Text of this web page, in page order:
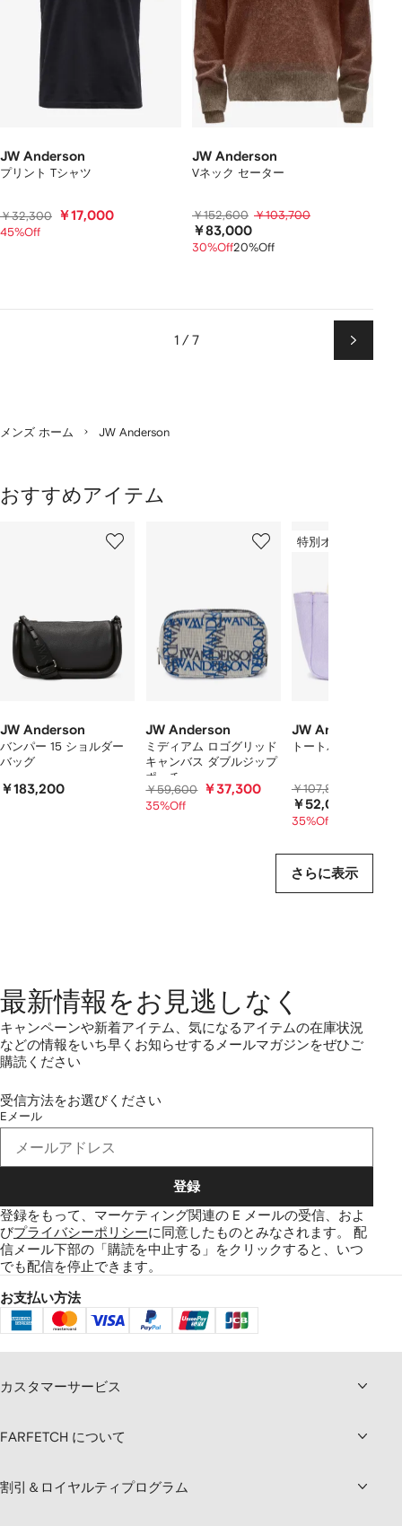
JW Anderson
プリント Tシャツ
￥32,300 ￥17,000
45%Off
JW Anderson
Vネック セーター
￥152,600 ￥103,700
￥83,000
30%Off20%Off
1 / 7
次
ペ
メンズ ホーム JW Anderson
おすすめアイテム
JW Anderson
バンパー 15 ショルダー
バッグ
￥183,200
JW Anderson
ミディアム ロゴグリッド
キャンバス ダブルジップ
ポーチ
￥59,600
￥37,300
35%Off
特別オファー
JW Anderson
トートバッグ
￥107,800
￥52,000
35%Off
さらに表示
最新情報をお見逃しなく
キャンペーンや新着アイテム、気になるアイテムの在庫状況
などの情報をいち早くお知らせするメールマガジンをぜひご
購読ください
受信方法をお選びください
Eメール
登録
登録をもって、マーケティング関連の E メールの受信、およ
びプライバシーポリシーに同意したものとみなされます。 配
信メール下部の「購読を中止する」をクリックすると、いつ
でも配信を停止できます。
お支払い方法
カスタマーサービス
FARFETCH について
割引＆ロイヤルティプログラム